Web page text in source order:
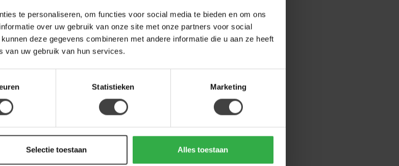
te personaliseren, om functies voor social media te bieden en om ons
over uw gebruik van onze site met onze partners voor social
deze gegevens combineren met andere informatie die u aan ze heeft
van uw gebruik van hun services.
Statistieken Marketing
Selectie toestaan Alles toestaan